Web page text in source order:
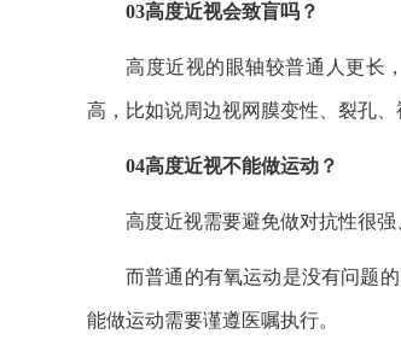
03高度近视会致盲吗？
高度近视的眼轴较普通人更长
高，比如说周边视网膜变性、裂孔
04高度近视不能做运动？
高度近视需要避免做对抗性很
而普通的有氧运动是没有问题
能做运动需要谨遵医嘱执行。